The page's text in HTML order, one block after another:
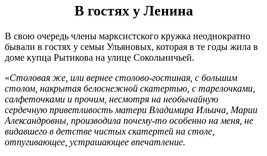
В гостях у Ленина
В свою очередь члены марксистского кружка неоднократно
бывали в гостях у семьи Ульяновых, которая в те годы жила в
доме купца Рытикова на улице Сокольничьей.
«Столовая же, или вернее столово-гостиная, с большим
столом, накрытая белоснежной скатертью, с тарелочками,
салфеточками и прочим, несмотря на необычайную
сердечную приветливость матери Владимира Ильича, Марии
Александровны, производила почему-то особенно на меня, не
видавшего в детстве чистых скатертей на столе,
отпугивающее, устрашающее впечатление.